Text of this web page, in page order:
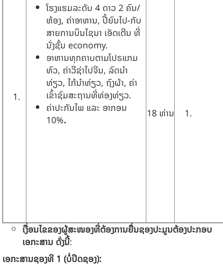
ໂຮງແຮມລະດັບ 4 ດາວ 2 ຄົນ/
ຫ້ອງ, ຄ່າອາຫານ, ປີ້ຍົນໄປ-ກັບ
ສາຍການບິນໄຊນາ ເອັດເຕີນ ທີ່
ນັ່ງຊັ້ນ economy.
ອາຫານທຸກຄາບຕາມໂປຣແກມ
ທົວ, ຄ່າວີຊ່າໄປຈີນ, ລົດນໍາ
ທ່ຽວ, ໄກ້ນໍາທ່ຽວ, ຖົງຜ້າ, ຄ່າ
ເຂົ້າຊົມສະຖານທີ່ທ່ອງທ່ຽວ.
ຄ່າປະກັນໄພ ແລະ ອາກອນ
10%. 18 ທ່ານ
ເງື່ອນໄຂຂອງຜູ້ສະໜອງທີ່ຕ້ອງການຍື່ນຊອງປະມູນຕ້ອງປະກອບ
ເອກະສານ ດັ່ງນີ້:
ເອກະສານຊອງທີ 1 (ບໍ່ປິດຊອງ):